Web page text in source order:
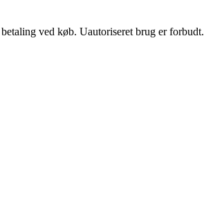
ved køb. Uautoriseret brug er forbudt.